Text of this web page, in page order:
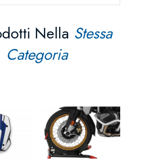
Nella Stessa
Categoria